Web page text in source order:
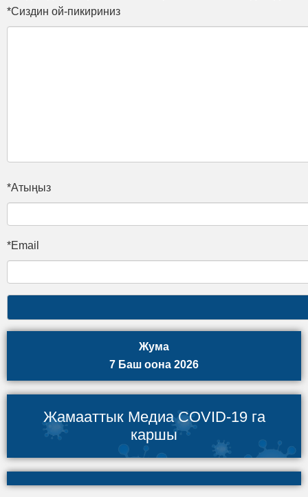
*Сиздин ой-пикириниз
*Атыңыз
*Email
Жума
7 Баш оона 2026
Жамааттык Медиа COVID-19 га
каршы